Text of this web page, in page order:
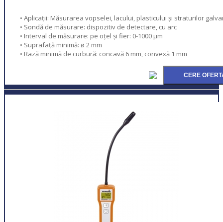
• Aplicații: Măsurarea vopselei, lacului, plasticului și straturilor
• Sondă de măsurare: dispozitiv de detectare, cu arc
• Interval de măsurare: pe oțel și fier: 0-1000 μm
• Suprafață minimă: ø 2 mm
• Rază minimă de curbură: concavă 6 mm, convexă 1 mm